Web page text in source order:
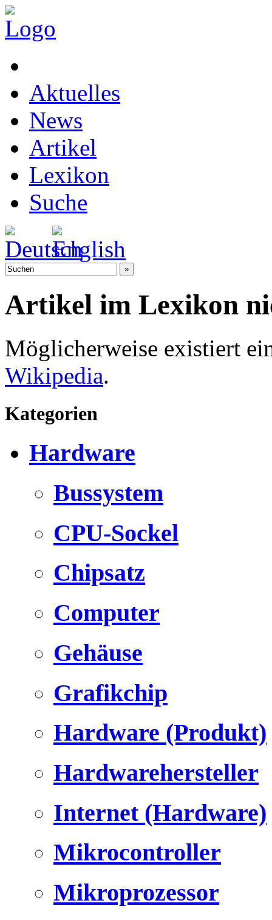
Aktuelles
News
Artikel
Lexikon
Suche
Artikel im Lexikon
Möglicherweise existiert
Wikipedia.
Kategorien
Hardware
Bussystem
CPU-Sockel
Chipsatz
Computer
Gehäuse
Grafikchip
Hardware (Produkt)
Hardwarehersteller
Internet (Hardware)
Mikrocontroller
Mikroprozessor